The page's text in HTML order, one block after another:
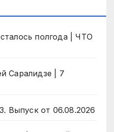
полгода | ЧТО
Саралидзе | 7
Выпуск от 06.08.2026